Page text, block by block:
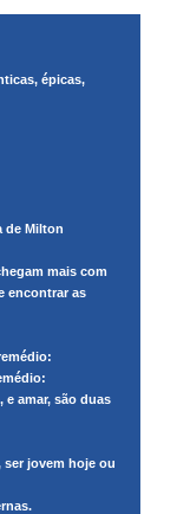
épicas,
de Milton
mais com
encontrar as
amar, são duas
ser jovem hoje ou